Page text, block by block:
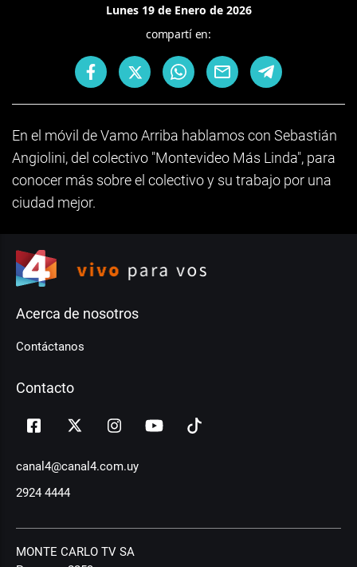
Lunes 19 de Enero de 2026
compartí en:
En el móvil de Vamo Arriba hablamos con Sebastián
Angiolini, del colectivo "Montevideo Más Linda", para
conocer más sobre el colectivo y su trabajo por una
ciudad mejor.
Acerca de nosotros
Contáctanos
Contacto
canal4@canal4.com.uy
2924 4444
MONTE CARLO TV SA